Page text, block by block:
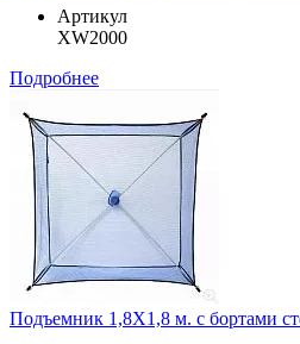
Артикул
XW2000
Подробнее
Подъемник 1,8Х1,8 м. с бортами